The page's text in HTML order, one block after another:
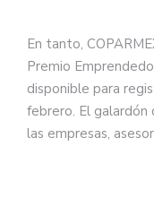
En tanto,
Premio
disponible para
febrero. El galardón
las empresas,